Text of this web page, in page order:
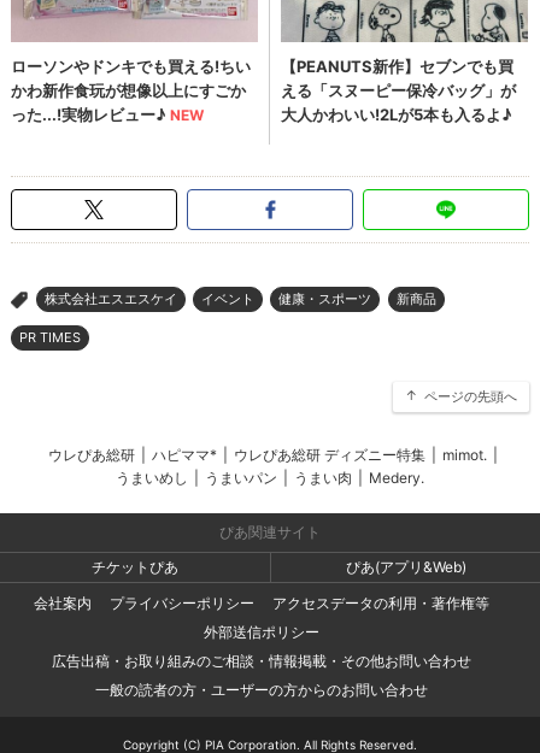
> 株式会社エスエスケイ イベント 健康・スポーツ 新商品
PR TIMES
ページの先頭へ
ウレぴあ総研 ハピママ* ウレぴあ総研 ディズニー特集 mimot.
うまいめし
うまいパン うまい肉 Medery.
ぴあ関連サイト
チケットぴあ
ぴあ(アプリ&Web)
会社案内
プライバシーポリシー
アクセスデータの利用・著作権等
外部送信ポリシー
広告出稿・お取り組みのご相談・情報掲載・その他お問い合わせ
一般の読者の方・ユーザーの方からのお問い合わせ
Copyright (C) PIA Corporation. All Rights Reserved.